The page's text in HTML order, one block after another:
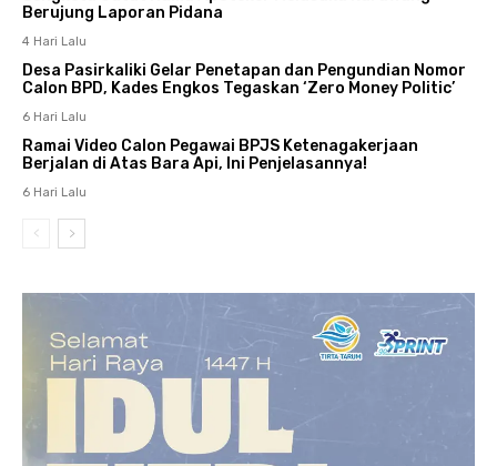
Berujung Laporan Pidana
4 Hari Lalu
Desa Pasirkaliki Gelar Penetapan dan Pengundian Nomor
Calon BPD, Kades Engkos Tegaskan ‘Zero Money Politic’
6 Hari Lalu
Ramai Video Calon Pegawai BPJS Ketenagakerjaan
Berjalan di Atas Bara Api, Ini Penjelasannya!
6 Hari Lalu